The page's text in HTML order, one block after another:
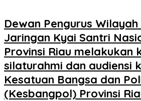
Dewan Pengurus
Jaringan Kyai Santri
Provinsi Riau melakukan
silaturahmi dan audiensi
Kesatuan Bangsa dan
(Kesbangpol) Provinsi